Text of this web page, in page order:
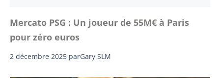
Mercato PSG : Un joueur de 55M€ à Paris
pour zéro euros
2 décembre 2025 parGary SLM